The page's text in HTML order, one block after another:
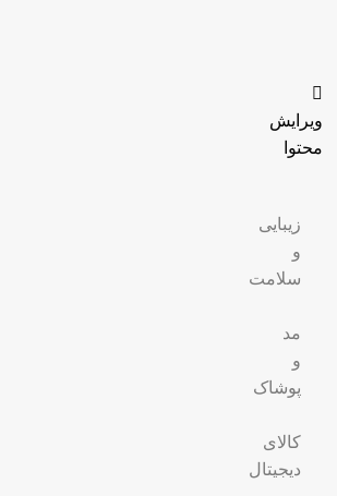
ویرایش
محتوا
زیبایی
و
سلامت
مد
و
پوشاک
کالای
دیجیتال